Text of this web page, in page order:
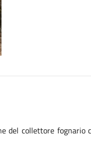
del collettore fognario